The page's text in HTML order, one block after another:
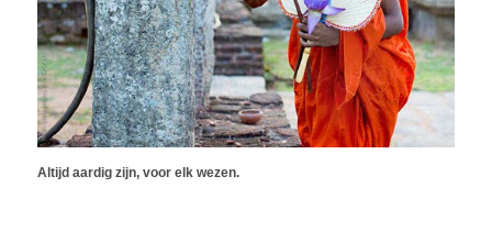
Altijd aardig zijn, voor elk wezen.